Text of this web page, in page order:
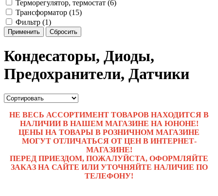
Терморегулятор, термостат (6)
Трансформатор (15)
Фильтр (1)
Применить Сбросить
Кондесаторы, Диоды,
Предохранители, Датчики
НЕ ВЕСЬ АССОРТИМЕНТ ТОВАРОВ НАХОДИТСЯ В
НАЛИЧИИ В НАШЕМ МАГАЗИНЕ НА ЮНОНЕ!
ЦЕНЫ НА ТОВАРЫ В РОЗНИЧНОМ МАГАЗИНЕ
МОГУТ ОТЛИЧАТЬСЯ ОТ ЦЕН В ИНТЕРНЕТ-
МАГАЗИНЕ!
ПЕРЕД ПРИЕЗДОМ, ПОЖАЛУЙСТА, ОФОРМЛЯЙТЕ
ЗАКАЗ НА САЙТЕ ИЛИ УТОЧНЯЙТЕ НАЛИЧИЕ ПО
ТЕЛЕФОНУ!